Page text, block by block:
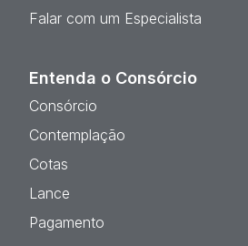
Falar com um Especialista
Entenda o Consórcio
Consórcio
Contemplação
Cotas
Lance
Pagamento